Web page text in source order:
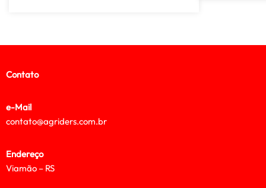
Contato
e-Mail
contato@agriders.com.br
Endereço
Viamão – RS